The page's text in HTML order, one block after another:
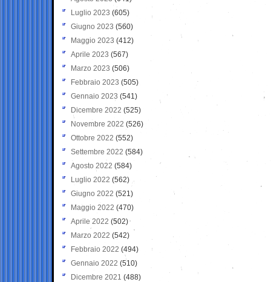
Luglio 2023 (605)
Giugno 2023 (560)
Maggio 2023 (412)
Aprile 2023 (567)
Marzo 2023 (506)
Febbraio 2023 (505)
Gennaio 2023 (541)
Dicembre 2022 (525)
Novembre 2022 (526)
Ottobre 2022 (552)
Settembre 2022 (584)
Agosto 2022 (584)
Luglio 2022 (562)
Giugno 2022 (521)
Maggio 2022 (470)
Aprile 2022 (502)
Marzo 2022 (542)
Febbraio 2022 (494)
Gennaio 2022 (510)
Dicembre 2021 (488)